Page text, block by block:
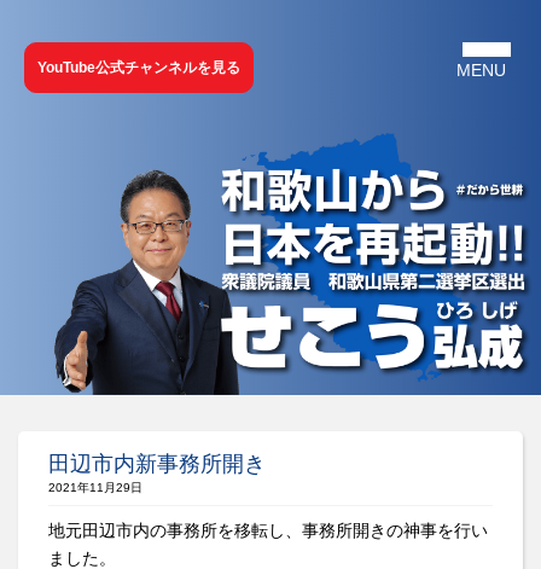
YouTube公式チャンネルを見る
田辺市内新事務所開き
2021年11月29日
地元田辺市内の事務所を移転し、事務所開きの神事を行い
ました。